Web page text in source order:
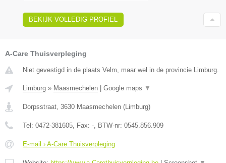
BEKIJK VOLLEDIG PROFIEL
A-Care Thuisverpleging
Niet gevestigd in de plaats Velm, maar wel in de provincie Limburg.
Limburg » Maasmechelen Google maps ▼
Dorpsstraat, 3630 Maasmechelen (Limburg)
Tel: 0472-381605, Fax: -, BTW-nr: 0545.856.909
E-mail › A-Care Thuisverpleging